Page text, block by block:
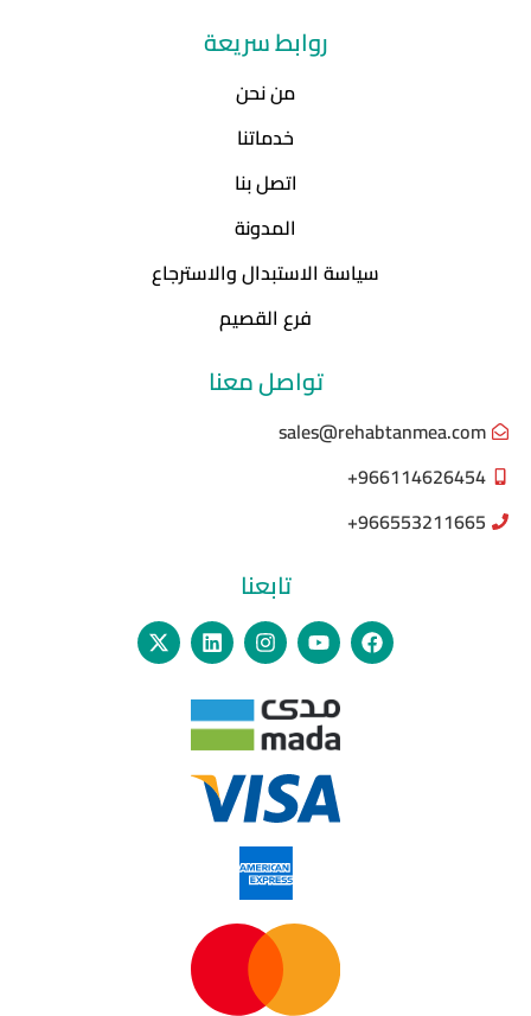
روابط سريعة
من نحن
خدماتنا
اتصل بنا
المدونة
سياسة الاستبدال والاسترجاع
فرع القصيم
تواصل معنا
sales@rehabtanmea.com
966114626454+
966553211665+
تابعنا